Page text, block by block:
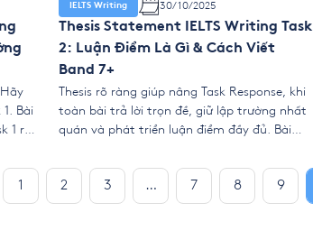
Bài
1 rõ
tránh
là […]
IELTS Writing 30/10/2025
Thesis Statement IELTS Writing Task
2: Luận Điểm Là Gì & Cách Viết
Band 7+
Thesis rõ ràng giúp nâng Task Response, khi
toàn bài trả lời trọn đề, giữ lập trường nhất
quán và phát triển luận điểm đầy đủ. Bài
nắm trọn bí quyết cách viết Thesis
Statement IELTS Writing Task 2 chuẩn học
thuật, ngắn gọn […]
1 2 3 … 7 8 9